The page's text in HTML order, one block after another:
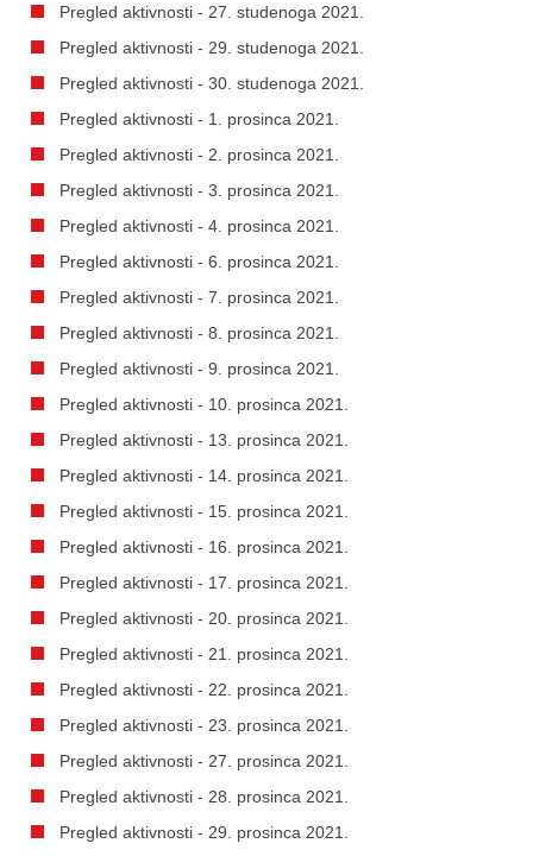
Pregled aktivnosti - 27. studenoga 2021.
Pregled aktivnosti - 29. studenoga 2021.
Pregled aktivnosti - 30. studenoga 2021.
Pregled aktivnosti - 1. prosinca 2021.
Pregled aktivnosti - 2. prosinca 2021.
Pregled aktivnosti - 3. prosinca 2021.
Pregled aktivnosti - 4. prosinca 2021.
Pregled aktivnosti - 6. prosinca 2021.
Pregled aktivnosti - 7. prosinca 2021.
Pregled aktivnosti - 8. prosinca 2021.
Pregled aktivnosti - 9. prosinca 2021.
Pregled aktivnosti - 10. prosinca 2021.
Pregled aktivnosti - 13. prosinca 2021.
Pregled aktivnosti - 14. prosinca 2021.
Pregled aktivnosti - 15. prosinca 2021.
Pregled aktivnosti - 16. prosinca 2021.
Pregled aktivnosti - 17. prosinca 2021.
Pregled aktivnosti - 20. prosinca 2021.
Pregled aktivnosti - 21. prosinca 2021.
Pregled aktivnosti - 22. prosinca 2021.
Pregled aktivnosti - 23. prosinca 2021.
Pregled aktivnosti - 27. prosinca 2021.
Pregled aktivnosti - 28. prosinca 2021.
Pregled aktivnosti - 29. prosinca 2021.